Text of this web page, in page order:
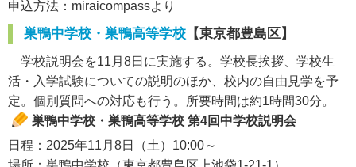
申込方法：miraicompassより
巣鴨中学校・巣鴨高等学校 【東京都豊島区】
学校説明会を11月8日に実施する。学校長挨拶、学校生
活・入学試験についての説明のほか、校内の自由見学を予
定。個別質問への対応も行う。所要時間は約1時間30分。
巣鴨中学校・巣鴨高等学校 第4回中学校説明会
日程：2025年11月8日（土）10:00～